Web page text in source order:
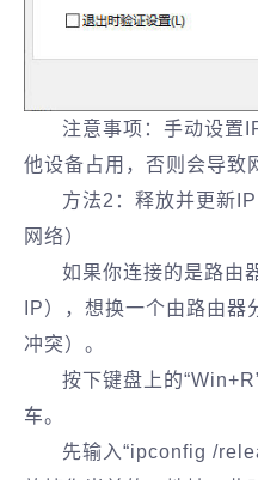
注意事项：手动设置
他设备占用，否则会导致
方法2：释放并更新
网络）
如果你连接的是路由
IP），想换一个由路由
冲突）。
按下键盘上的
车。
先输入“ipconfig /